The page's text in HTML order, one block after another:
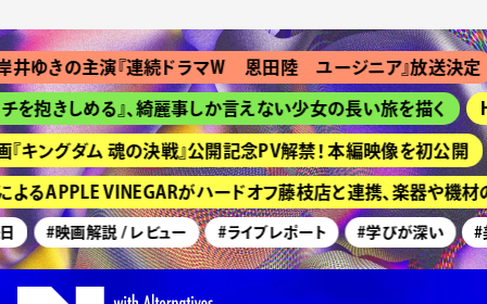
ゆきの主演『連続ドラマＷ 恩田陸 ユージニア』放送決定
抱きしめる』、綺麗事しか言えない少女の長い旅を描く
ングダム 魂の決戦』公開記念PV解禁！ 本編映像を初公開
るAPPLE VINEGARがハードオフ藤枝店と連携、楽器や機材
#映画解説 / レビュー #ライブレポート #学びが深い #